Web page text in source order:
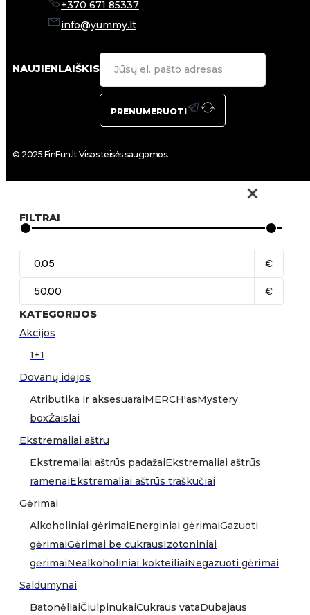
+370 671 85337
info@yummy.lt
NAUJIENLAIŠKIS
PRENUMERUOTI
© 2025 FinFun.lt Visos teisės saugomos.
FILTRAI
€
€
KATEGORIJOS
Akcijos
1+1
Dovanų idėjos
Atributika ir aksesuaraiMERCH'asMystery
boxŽaislai
Ekstremaliai aštru
Ekstremaliai aštrūs padažaiEkstremaliai aštrūs
ramenaiEkstremaliai aštrūs traškučiai
Gėrimai
Alkoholiniai gėrimaiEnerginiai gėrimaiGazuoti
gėrimaiGėrimai be cukrausIzotoniniai
gėrimaiNealkoholiniai kokteiliaiNegazuoti gėrimai
Saldumynai
BatonėliaiČiulpinukaiCukraus vataDubajaus